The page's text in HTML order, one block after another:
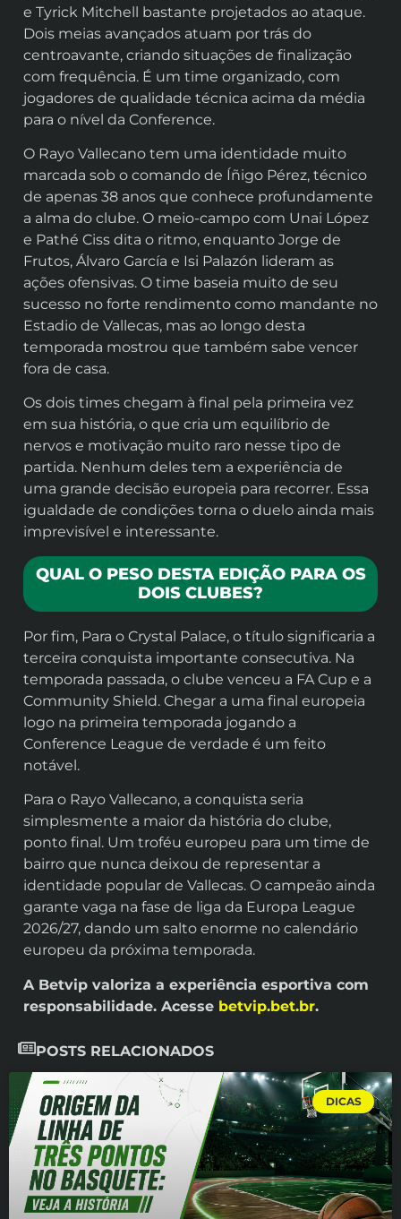
e Tyrick Mitchell bastante projetados ao ataque.
Dois meias avançados atuam por trás do
centroavante, criando situações de finalização
com frequência. É um time organizado, com
jogadores de qualidade técnica acima da média
para o nível da Conference.
O Rayo Vallecano tem uma identidade muito
marcada sob o comando de Íñigo Pérez, técnico
de apenas 38 anos que conhece profundamente
a alma do clube. O meio-campo com Unai López
e Pathé Ciss dita o ritmo, enquanto Jorge de
Frutos, Álvaro García e Isi Palazón lideram as
ações ofensivas. O time baseia muito de seu
sucesso no forte rendimento como mandante no
Estadio de Vallecas, mas ao longo desta
temporada mostrou que também sabe vencer
fora de casa.
Os dois times chegam à final pela primeira vez
em sua história, o que cria um equilíbrio de
nervos e motivação muito raro nesse tipo de
partida. Nenhum deles tem a experiência de
uma grande decisão europeia para recorrer. Essa
igualdade de condições torna o duelo ainda mais
imprevisível e interessante.
QUAL O PESO DESTA EDIÇÃO PARA OS
DOIS CLUBES?
Por fim, Para o Crystal Palace, o título significaria a
terceira conquista importante consecutiva. Na
temporada passada, o clube venceu a FA Cup e a
Community Shield. Chegar a uma final europeia
logo na primeira temporada jogando a
Conference League de verdade é um feito
notável.
Para o Rayo Vallecano, a conquista seria
simplesmente a maior da história do clube,
ponto final. Um troféu europeu para um time de
bairro que nunca deixou de representar a
identidade popular de Vallecas. O campeão ainda
garante vaga na fase de liga da Europa League
2026/27, dando um salto enorme no calendário
europeu da próxima temporada.
A Betvip valoriza a experiência esportiva com
responsabilidade. Acesse betvip.bet.br.
POSTS RELACIONADOS
DICAS